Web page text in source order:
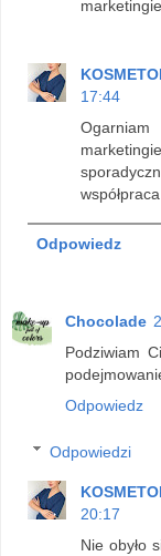
17:44
Odpowiedz
Chocolade
Podziwiam
Odpowiedz
Odpowiedzi
20:17
Nie obyło